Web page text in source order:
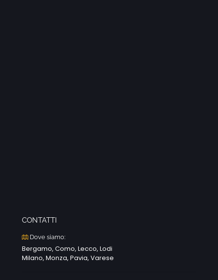
CONTATTI
Dove siamo:
Bergamo, Como, Lecco, Lodi
Milano, Monza, Pavia, Varese